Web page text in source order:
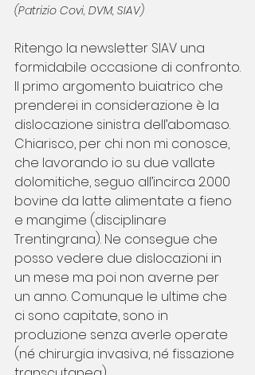
(Patrizio Covi, DVM, SIAV)
Ritengo la newsletter SIAV una
formidabile occasione di confronto.
Il primo argomento buiatrico che
prenderei in considerazione è la
dislocazione sinistra dell’abomaso.
Chiarisco, per chi non mi conosce,
che lavorando io su due vallate
dolomitiche, seguo all’incirca 2.000
bovine da latte alimentate a fieno
e mangime (disciplinare
Trentingrana). Ne consegue che
posso vedere due dislocazioni in
un mese ma poi non averne per
un anno. Comunque le ultime che
ci sono capitate, sono in
produzione senza averle operate
(né chirurgia invasiva, né fissazione